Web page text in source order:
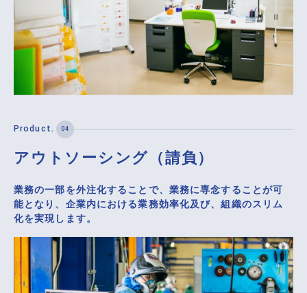
アウトソーシング（請負）
業務の一部を外注化することで、業務に専念することが可
能となり、企業内における業務効率化及び、組織のスリム
化を実現します。